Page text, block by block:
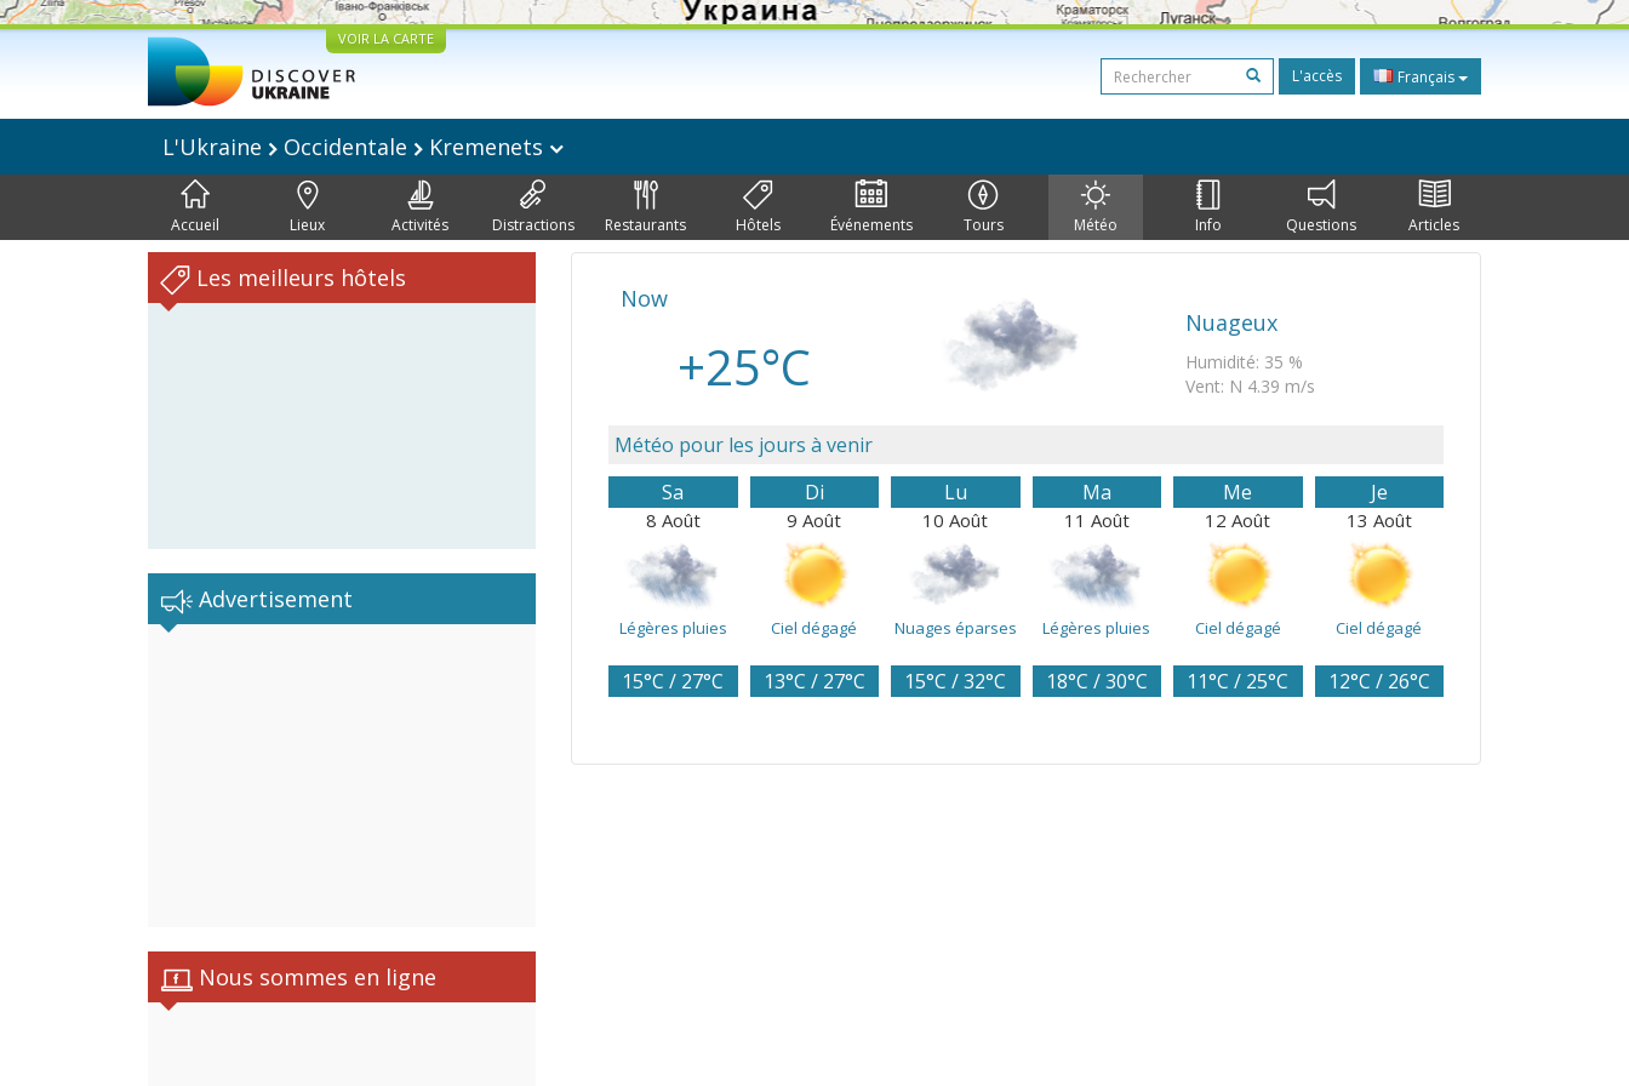
VOIR LA CARTE
L'accès Français
L'Ukraine Occidentale Kremenets
Accueil Lieux Activités Distractions Restaurants Hôtels Événements Tours Météo Info Questions Articles
Les meilleurs hôtels
Advertisement
Nous sommes en ligne
Now
+25°C
Nuageux
Humidité: 35 %
Vent: N 4.39 m/s
Météo pour les jours à venir
Sa
8 Août
Légères pluies
15°C / 27°C
Di
9 Août
Ciel dégagé
13°C / 27°C
Lu
10 Août
Nuages éparses
15°C / 32°C
Ma
11 Août
Légères pluies
18°C / 30°C
Me
12 Août
Ciel dégagé
11°C / 25°C
Je
13 Août
Ciel dégagé
12°C / 26°C